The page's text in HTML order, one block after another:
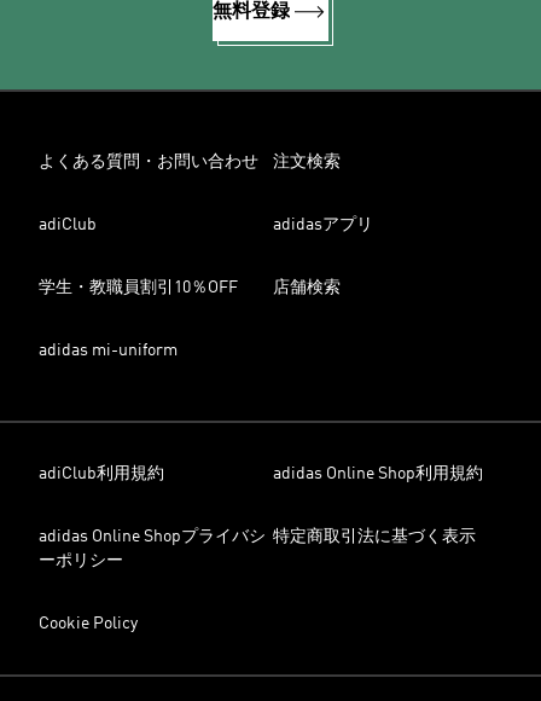
無料登録
よくある質問・お問い合わせ 注文検索
adiClub adidasアプリ
学生・教職員割引10％OFF 店舗検索
adidas mi-uniform
adiClub利用規約 adidas Online Shop利用規約
adidas Online Shopプライバシ
ーポリシー
特定商取引法に基づく表示
Cookie Policy